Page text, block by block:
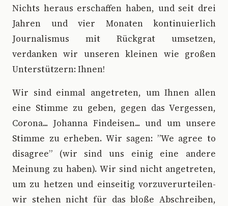
Nichts heraus erschaffen haben, und seit drei
Jahren und vier Monaten kontinuierlich
Journalismus mit Rückgrat umsetzen,
verdanken wir unseren kleinen wie großen
Unterstützern: Ihnen!
Wir sind einmal angetreten, um Ihnen allen
eine Stimme zu geben, gegen das Vergessen,
Corona... Johanna Findeisen... und um unsere
Stimme zu erheben. Wir sagen: ”We agree to
disagree” (wir sind uns einig eine andere
Meinung zu haben). Wir sind nicht angetreten,
um zu hetzen und einseitig vorzuverurteilen-
wir stehen nicht für das bloße Abschreiben,